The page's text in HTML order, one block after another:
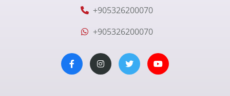
+905326200070
+905326200070